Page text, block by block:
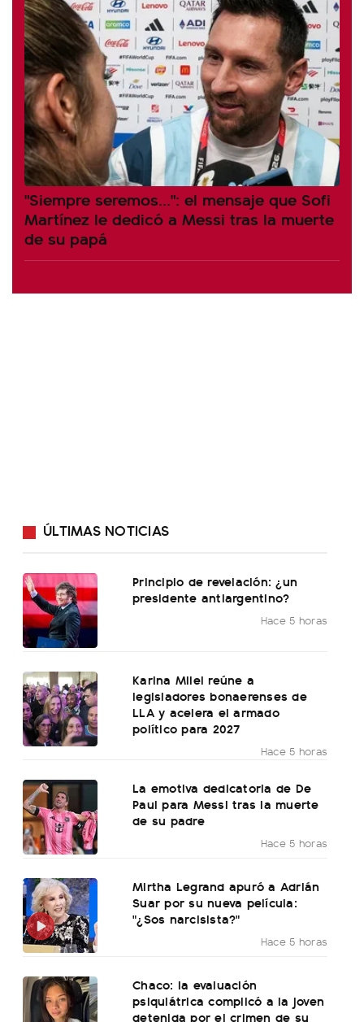
"Siempre seremos...": el mensaje que Sofi
Martínez le dedicó a Messi tras la muerte
de su papá
ÚLTIMAS NOTICIAS
Principio de revelación: ¿un
presidente antiargentino?
Hace 5 horas
Karina Milei reúne a
legisladores bonaerenses de
LLA y acelera el armado
político para 2027
Hace 5 horas
La emotiva dedicatoria de De
Paul para Messi tras la muerte
de su padre
Hace 5 horas
Mirtha Legrand apuró a Adrián
Suar por su nueva película:
"¿Sos narcisista?"
Hace 5 horas
Chaco: la evaluación
psiquiátrica complicó a la joven
detenida por el crimen de su